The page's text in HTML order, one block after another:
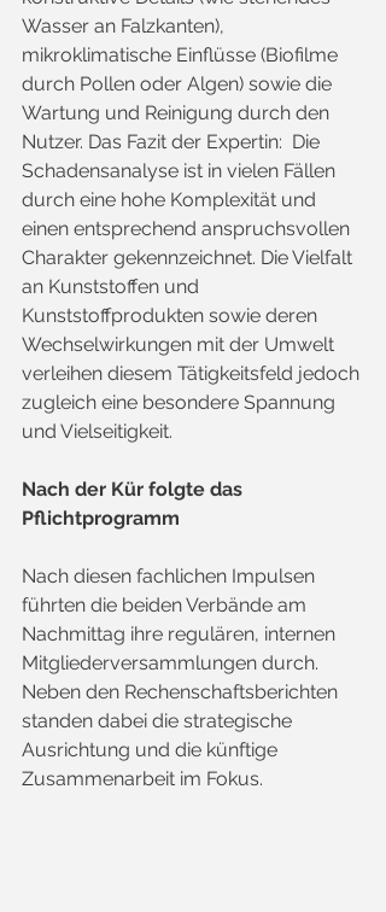
Wasser an Falzkanten),
mikroklimatische Einflüsse (Biofilme
durch Pollen oder Algen) sowie die
Wartung und Reinigung durch den
Nutzer. Das Fazit der Expertin:  Die
Schadensanalyse ist in vielen Fällen
durch eine hohe Komplexität und
einen entsprechend anspruchsvollen
Charakter gekennzeichnet. Die Vielfalt
an Kunststoffen und
Kunststoffprodukten sowie deren
Wechselwirkungen mit der Umwelt
verleihen diesem Tätigkeitsfeld jedoch
zugleich eine besondere Spannung
und Vielseitigkeit.
Nach der Kür folgte das
Pflichtprogramm
Nach diesen fachlichen Impulsen
führten die beiden Verbände am
Nachmittag ihre regulären, internen
Mitgliederversammlungen durch.
Neben den Rechenschaftsberichten
standen dabei die strategische
Ausrichtung und die künftige
Zusammenarbeit im Fokus.